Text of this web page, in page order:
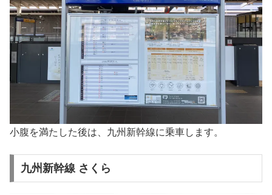
小腹を満たした後は、九州新幹線に乗車します。
九州新幹線 さくら